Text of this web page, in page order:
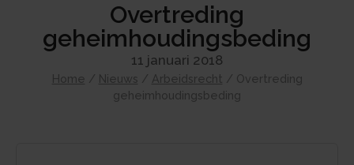
Overtreding
geheimhoudingsbeding
11 januari 2018
Home / Nieuws / Arbeidsrecht / Overtreding
geheimhoudingsbeding